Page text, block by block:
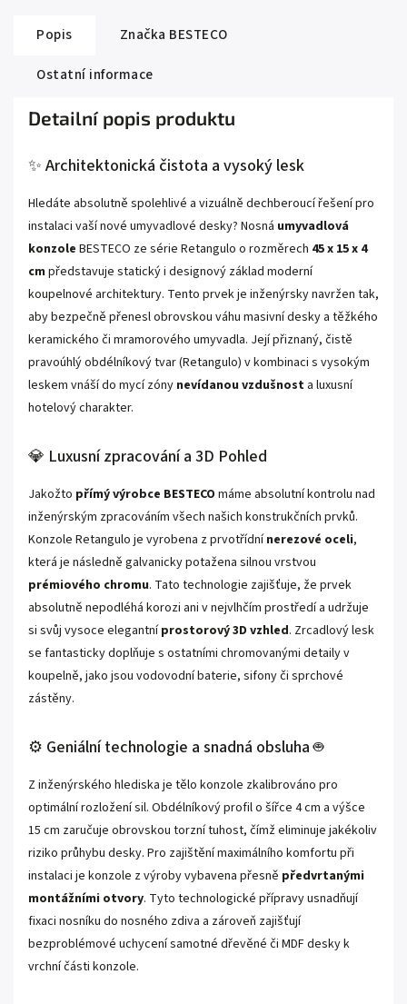
Popis Značka BESTECO
Ostatní informace
Detailní popis produktu
✨ Architektonická čistota a vysoký lesk
Hledáte absolutně spolehlivé a vizuálně dechberoucí řešení pro
instalaci vaší nové umyvadlové desky? Nosná umyvadlová
konzole BESTECO ze série Retangulo o rozměrech 45 x 15 x 4
cm představuje statický i designový základ moderní
koupelnové architektury. Tento prvek je inženýrsky navržen tak,
aby bezpečně přenesl obrovskou váhu masivní desky a těžkého
keramického či mramorového umyvadla. Její přiznaný, čistě
pravoúhlý obdélníkový tvar (Retangulo) v kombinaci s vysokým
leskem vnáší do mycí zóny nevídanou vzdušnost a luxusní
hotelový charakter.
💎 Luxusní zpracování a 3D Pohled
Jakožto přímý výrobce BESTECO máme absolutní kontrolu nad
inženýrským zpracováním všech našich konstrukčních prvků.
Konzole Retangulo je vyrobena z prvotřídnínerezové oceli,
která je následně galvanicky potažena silnou vrstvou
prémiového chromu. Tato technologie zajišťuje, že prvek
absolutně nepodléhá korozi ani v nejvlhčím prostředí a udržuje
si svůj vysoce elegantníprostorový 3D vzhled. Zrcadlový lesk
se fantasticky doplňuje s ostatními chromovanými detaily v
koupelně, jako jsou vodovodní baterie, sifony či sprchové
zástěny.
⚙️ Geniální technologie a snadná obsluha 🤖
Z inženýrského hlediska je tělo konzole zkalibrováno pro
optimální rozložení sil. Obdélníkový profil o šířce 4 cm a výšce
15 cm zaručuje obrovskou torzní tuhost, čímž eliminuje jakékoliv
riziko průhybu desky. Pro zajištění maximálního komfortu při
instalaci je konzole z výroby vybavena přesně předvrtanými
montážními otvory. Tyto technologické přípravy usnadňují
fixaci nosníku do nosného zdiva a zároveň zajišťují
bezproblémové uchycení samotné dřevěné či MDF desky k
vrchní části konzole.